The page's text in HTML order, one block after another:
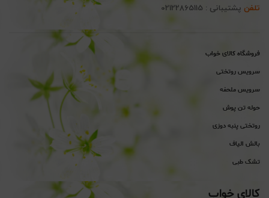
تلفن پشتیبانی : 02122865115
فروشگاه کالای خواب
سرویس روتختی
سرویس ملحفه
حوله تن پوش
روتختی پنبه دوزی
بالش الیاف
تشک طبی
کالای خواب